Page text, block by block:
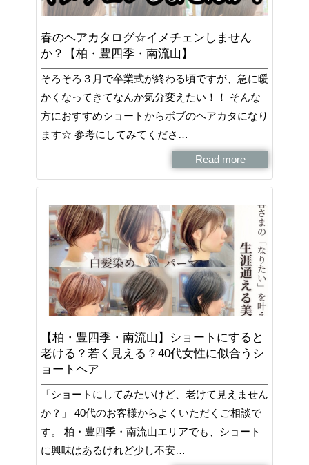
春のヘアカタログ☆イメチェンしません
か？【柏・豊四季・南流山】
そろそろ３月で卒業式が終わる頃ですが、急に暖
かくなってきてなんか気分変えたい！！ そんな
方におすすめショートからボブのヘアカタになり
ます☆ 参考にしてみてくださ…
Read more
【柏・豊四季・南流山】ショートにすると
老ける？若く見える？40代女性に似合うシ
ョートヘア
「ショートにしてみたいけど、老けて見えません
か？」 40代のお客様からよくいただくご相談で
す。 柏・豊四季・南流山エリアでも、ショート
に興味はあるけれど少し不安…